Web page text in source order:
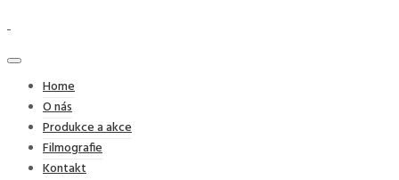
Home
O nás
Produkce a akce
Filmografie
Kontakt